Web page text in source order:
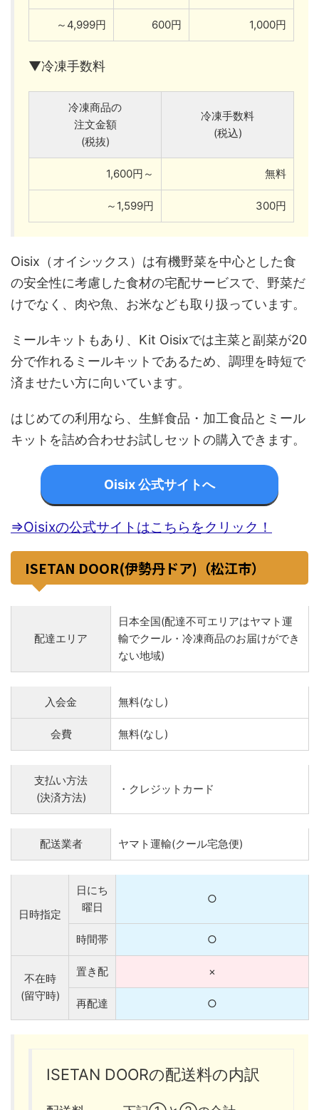
～4,999円 600円 1,000円
▼冷凍手数料
冷凍商品の
注文金額
(税抜)
冷凍手数料
(税込)
1,600円～ 無料
～1,599円 300円
Oisix（オイシックス）は有機野菜を中心とした食
の安全性に考慮した食材の宅配サービスで、野菜だ
けでなく、肉や魚、お米なども取り扱っています。
ミールキットもあり、Kit Oisixでは主菜と副菜が20
分で作れるミールキットであるため、調理を時短で
済ませたい方に向いています。
はじめての利用なら、生鮮食品・加工食品とミール
キットを詰め合わせお試しセットの購入できます。
Oisix 公式サイトへ
⇒Oisixの公式サイトはこちらをクリック！
ISETAN DOOR(伊勢丹ドア)（松江市）
配達エリア
日本全国(配達不可エリアはヤマト運
輸でクール・冷凍商品のお届けができ
ない地域)
入会金 無料(なし)
会費 無料(なし)
支払い方法
(決済方法)
・クレジットカード
配送業者 ヤマト運輸(クール宅急便)
日時指定
日にち
曜日
○
時間帯 ○
不在時
(留守時)
置き配 ×
再配達 ○
ISETAN DOORの配送料の内訳